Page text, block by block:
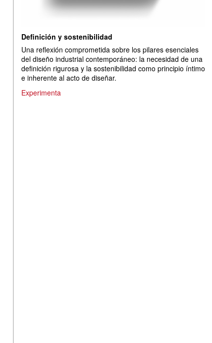
Definición y sostenibilidad
Una reflexión comprometida sobre los pilares esenciales
del diseño industrial contemporáneo: la necesidad de una
definición rigurosa y la sostenibilidad como principio íntimo
e inherente al acto de diseñar.
Experimenta